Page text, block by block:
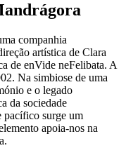
companhia
artística de Clara
de enVide neFelibata. A
Na simbiose de uma
e o legado
da sociedade
pacífico surge um
apoia-nos na